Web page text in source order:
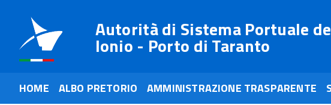
Autorità di Sistema Portuale
Ionio - Porto di Taranto
HOME ALBO PRETORIO AMMINISTRAZIONE TRASPARENTE